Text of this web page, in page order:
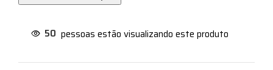
50 pessoas estão visualizando este produto